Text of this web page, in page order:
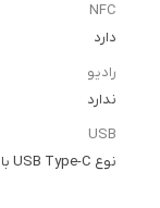
NFC
دارد
رادیو
ندارد
USB
نوع USB Type-C با پشتیبانی از OTG